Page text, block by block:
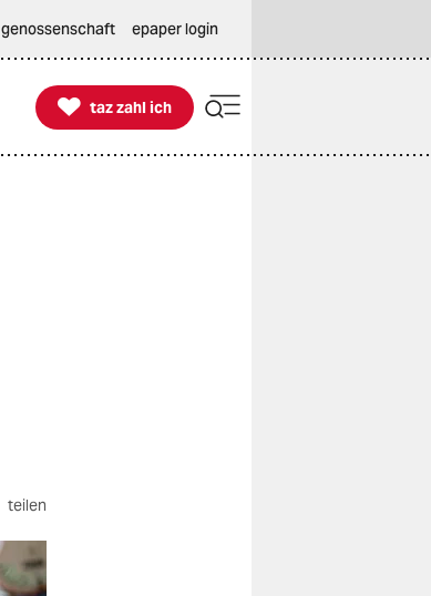
genossenschaft epaper login

taz zahl ich
taz zahl ich
teilen